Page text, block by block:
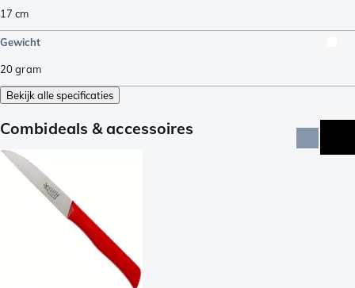
17 cm
Gewicht
20gram
Bekijk alle specificaties
Combideals & accessoires